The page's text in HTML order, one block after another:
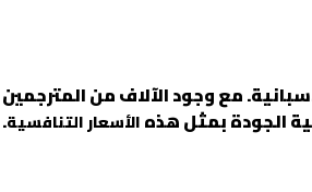
مع وجود الآلاف من
الجودة بمثل هذهالأسعار التنافسية.